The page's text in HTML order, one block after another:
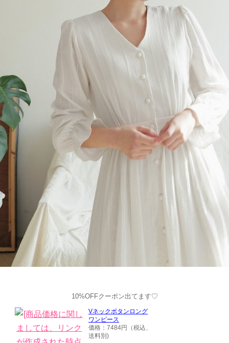
10%OFFクーポン出てます♡
Vネックボタンロング
ワンピース
価格：7484円（税込、
送料別)